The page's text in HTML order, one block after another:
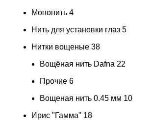
Мононить 4
Нить для установки глаз 5
Нитки вощеные 38
Вощёная нить Dafna 22
Прочие 6
Вощеная нить 0.45 мм 10
Ирис "Гамма" 18